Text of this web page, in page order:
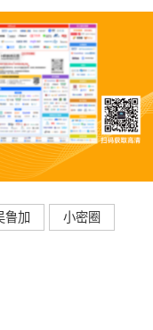
鲁加 小密圈